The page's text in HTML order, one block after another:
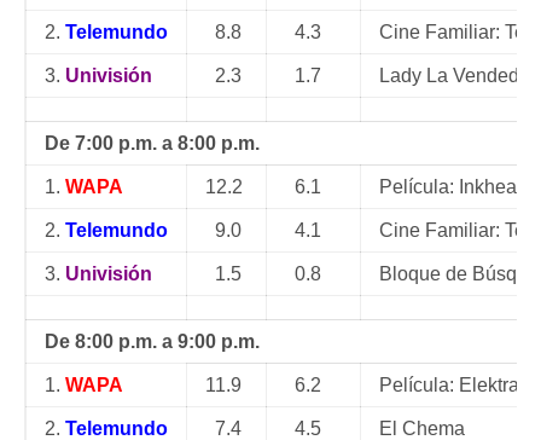
2. Telemundo 8.8 4.3 Cine Familiar:
3. Univisión 2.3 1.7 Lady La
De 7:00 p.m. a 8:00 p.m.
1. WAPA 12.2 6.1 Película: Inkheart
2. Telemundo 9.0 4.1 Cine Familiar:
3. Univisión 1.5 0.8 Bloque de
De 8:00 p.m. a 9:00 p.m.
1. WAPA 11.9 6.2 Película: Elektra
2. Telemundo 7.4 4.5 El Chema